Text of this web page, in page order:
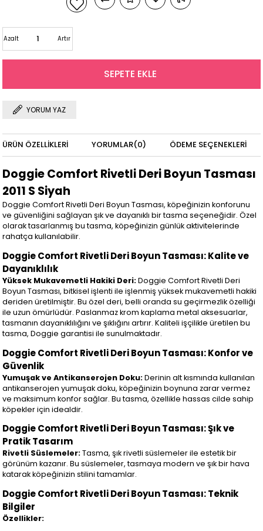
Artır
Azalt
YORUM YAZ
ÜRÜN ÖZELLIKLERI YORUMLAR(0) ÖDEME SEÇENEKLERI
Doggie Comfort Rivetli Deri Boyun Tasması
2011 S Siyah
Doggie Comfort Rivetli Deri Boyun Tasması, köpeğinizin konforunu
ve güvenliğini sağlayan şık ve dayanıklı bir tasma seçeneğidir. Özel
olarak tasarlanmış bu tasma, köpeğinizin günlük aktivitelerinde
rahatça kullanılabilir.
Doggie Comfort Rivetli Deri Boyun Tasması: Kalite ve
Dayanıklılık
Yüksek Mukavemetli Hakiki Deri:Doggie Comfort Rivetli Deri
Boyun Tasması, bitkisel işlenti ile işlenmiş yüksek mukavemetli hakiki
deriden üretilmiştir. Bu özel deri, belli oranda su geçirmezlik özelliği
ile uzun ömürlüdür. Paslanmaz krom kaplama metal aksesuarlar,
tasmanın dayanıklılığını ve şıklığını artırır. Kaliteli işçilikle üretilen bu
tasma, Doggie garantisi ile sunulmaktadır.
Doggie Comfort Rivetli Deri Boyun Tasması: Konfor ve
Güvenlik
Yumuşak ve Antikanserojen Doku:Derinin alt kısmında kullanılan
antikanserojen yumuşak doku, köpeğinizin boynuna zarar vermez
ve maksimum konfor sağlar. Bu tasma, özellikle hassas cilde sahip
köpekler için idealdir.
Doggie Comfort Rivetli Deri Boyun Tasması: Şık ve
Pratik Tasarım
Rivetli Süslemeler:Tasma, şık rivetli süslemeler ile estetik bir
görünüm kazanır. Bu süslemeler, tasmaya modern ve şık bir hava
katarak köpeğinizin stilini tamamlar.
Doggie Comfort Rivetli Deri Boyun Tasması: Teknik
Bilgiler
Özellikler: